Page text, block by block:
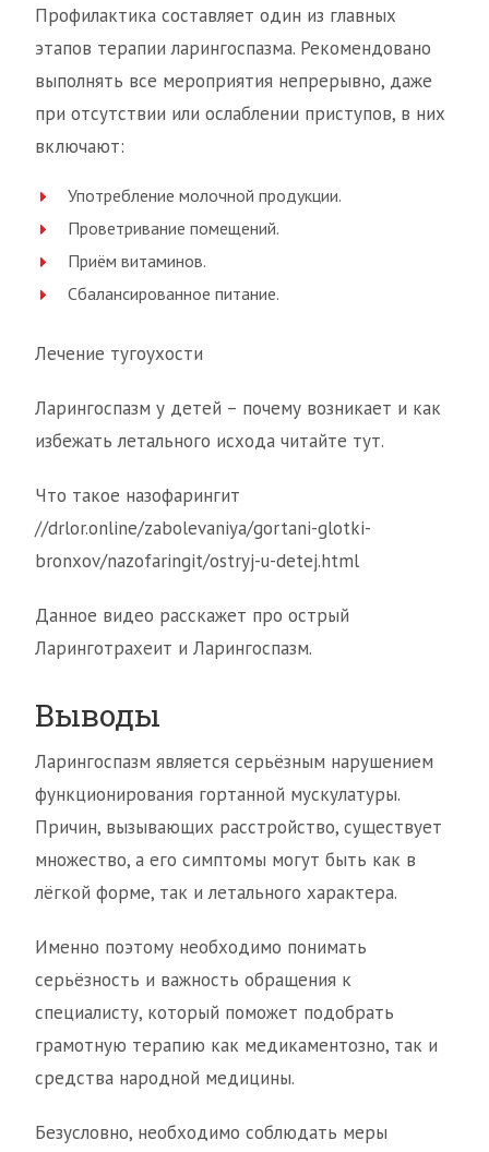
Профилактика составляет один из главных
этапов терапии ларингоспазма. Рекомендовано
выполнять все мероприятия непрерывно, даже
при отсутствии или ослаблении приступов, в них
включают:
Употребление молочной продукции.
Проветривание помещений.
Приём витаминов.
Сбалансированное питание.
Лечение тугоухости
Ларингоспазм у детей – почему возникает и как
избежать летального исхода читайте тут.
Что такое назофарингит
//drlor.online/zabolevaniya/gortani-glotki-
bronxov/nazofaringit/ostryj-u-detej.html
Данное видео расскажет про острый
Ларинготрахеит и Ларингоспазм.
Выводы
Ларингоспазм является серьёзным нарушением
функционирования гортанной мускулатуры.
Причин, вызывающих расстройство, существует
множество, а его симптомы могут быть как в
лёгкой форме, так и летального характера.
Именно поэтому необходимо понимать
серьёзность и важность обращения к
специалисту, который поможет подобрать
грамотную терапию как медикаментозно, так и
средства народной медицины.
Безусловно, необходимо соблюдать меры